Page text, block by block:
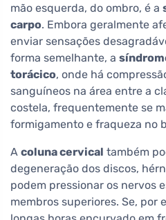
mão esquerda, do ombro, é a
carpo. Embora geralmente
enviar sensações
forma semelhante, a
torácico, onde há
sanguíneos na área entre a
costela, frequentemente se
formigamento e fraqueza no
A coluna cervical também
degeneração dos discos,
podem pressionar os nervos
membros superiores. Se, por